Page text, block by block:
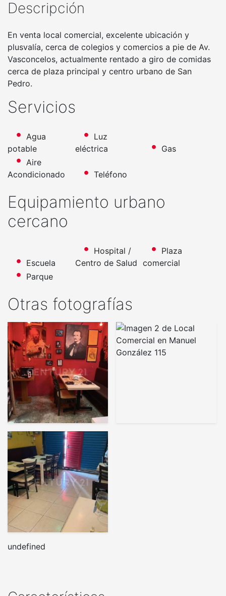
Descripción
En venta local comercial, excelente ubicación y
plusvalía, cerca de colegios y comercios a pie de Av.
Vasconcelos, actualmente rentado a giro de comidas
cerca de plaza principal y centro urbano de San
Pedro.
Servicios
Agua
potable
Luz
eléctrica
Gas
Aire
Acondicionado
Teléfono
Equipamiento urbano
cercano
Escuela
Hospital /
Centro de Salud
Plaza
comercial
Parque
Otras fotografías
undefined